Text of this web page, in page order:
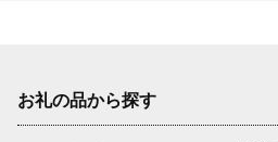
お礼の品から探す